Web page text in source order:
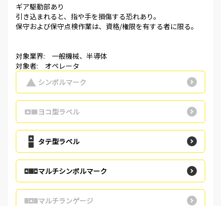
ギア駆動部あり
引き込まれると、指や手を損傷する恐れあり。
保守および保守点検作業は、資格/権限を有する者に限る。
対象業界: 一般機械、半導体
対象者: オペレータ
シンボルマーク
ヨコ型ラベル
タテ型ラベル
マルチシンボルマーク
マルチランゲージ